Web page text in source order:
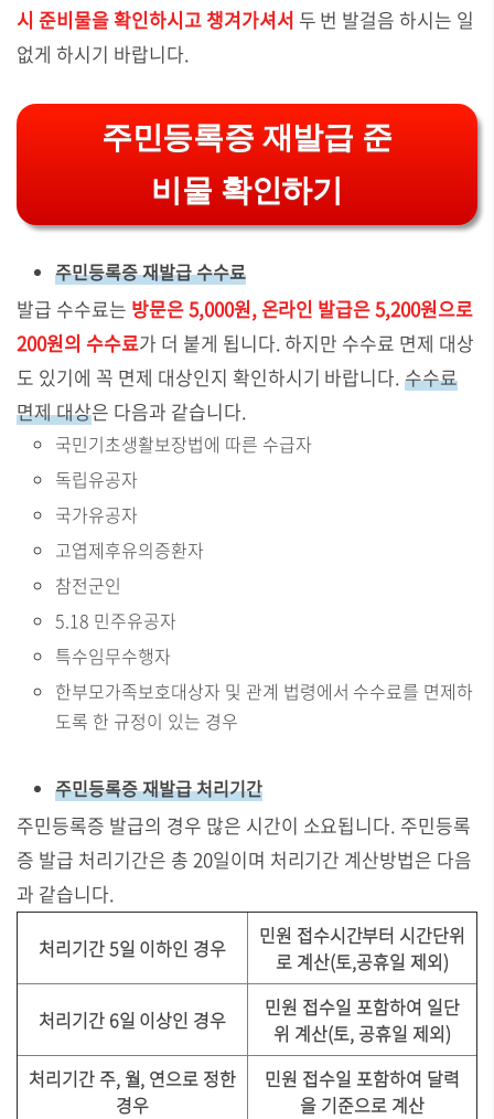
시 준비물을 확인하시고 챙겨가셔서 두 번 발걸음 하시는 일
없게 하시기 바랍니다.
주민등록증 재발급 준
비물 확인하기
주민등록증 재발급 수수료
발급 수수료는 방문은 5,000원, 온라인 발급은 5,200원으로
200원의 수수료가 더 붙게 됩니다. 하지만 수수료 면제 대상
도 있기에 꼭 면제 대상인지 확인하시기 바랍니다.수수료
면제 대상은 다음과 같습니다.
국민기초생활보장법에 따른 수급자
독립유공자
국가유공자
고엽제후유의증환자
참전군인
5.18 민주유공자
특수임무수행자
한부모가족보호대상자 및 관계 법령에서 수수료를 면제하
도록 한 규정이 있는 경우
주민등록증 재발급 처리기간
주민등록증 발급의 경우 많은 시간이 소요됩니다. 주민등록
증 발급 처리기간은 총 20일이며 처리기간 계산방법은 다음
과 같습니다.
처리기간 5일 이하인 경우
민원 접수시간부터 시간단위
로 계산(토,공휴일 제외)
처리기간 6일 이상인 경우
민원 접수일 포함하여 일단
위 계산(토, 공휴일 제외)
처리기간 주, 월, 연으로 정한
경우
민원 접수일 포함하여 달력
을 기준으로 계산